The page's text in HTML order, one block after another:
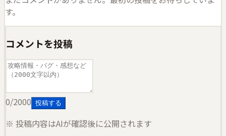
す。
コメントを投稿
0/2000 投稿する
※ 投稿内容はAIが確認後に公開されます